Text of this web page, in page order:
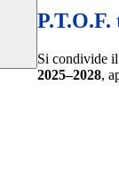
P.T.O.F.
Si condivide il
2025–2028,